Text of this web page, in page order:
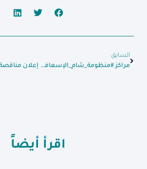
السابق
مراكز #منظومة_شام_الإسعافية في منطقة عفرين وريفها شمال حلب تقدم خدماتها على مدار 24 ساعة
اقرأ أيضاً